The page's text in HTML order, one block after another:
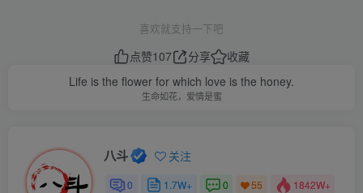
喜欢就支持一下吧
点赞107 分享
收藏
Life is the flower for which love is the honey.
生命如花，爱情是蜜
八斗 关注
0 1.7W+ 0 55 1842W+